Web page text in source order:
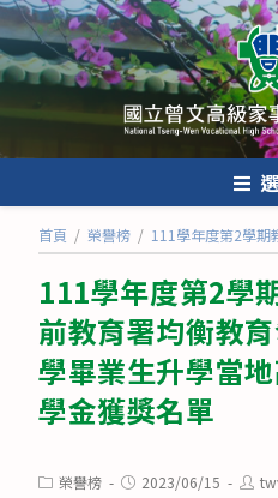
跳
轉
至
內
首頁 / 榮譽榜 / 111學年度第2學期
111學年度第2學
前教育署均衡教
學畢業生升學當
學金獲獎名單
Post榮譽榜
Post2023/06/15
Post